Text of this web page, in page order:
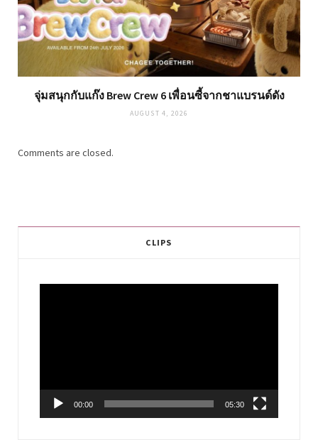
จุ่มสนุกกับแก๊ง Brew Crew 6 เพื่อนซี้จากชาแบรนด์ดัง
AUGUST 4, 2026
Comments are closed.
CLIPS
00:00 05:30